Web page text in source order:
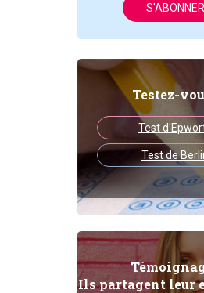
S'ABONNER
Testez-
Test
Test de
Ils partagent leur